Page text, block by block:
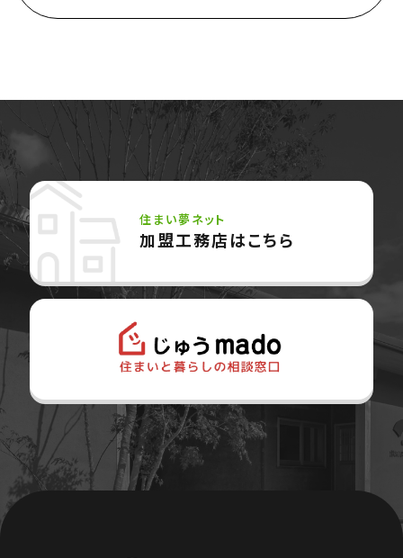
住まい夢ネット
加盟工務店はこちら